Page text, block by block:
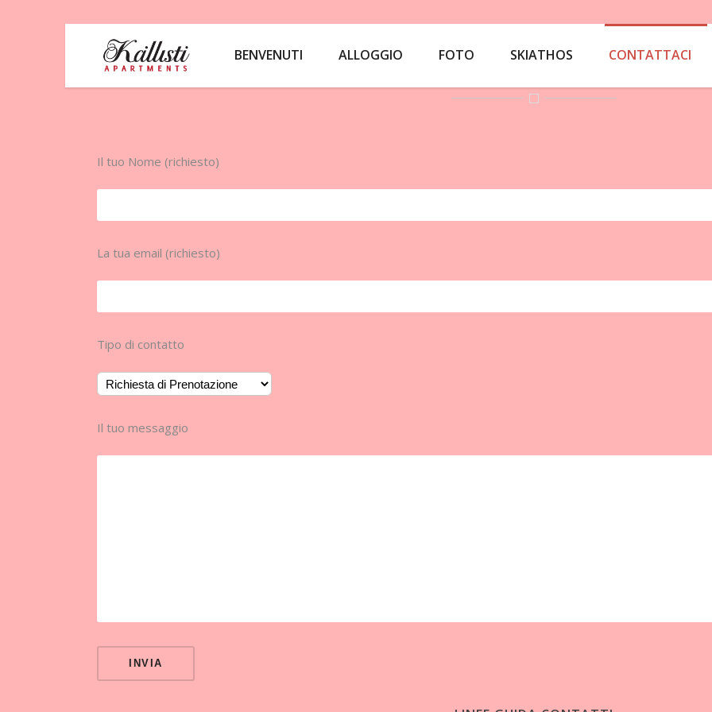
BENVENUTI ALLOGGIO FOTO SKIATHOS CONTATTACI
Il tuo Nome (richiesto)
La tua email (richiesto)
Tipo di contatto
Il tuo messaggio